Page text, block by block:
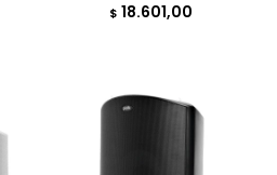
$ 18.601,00